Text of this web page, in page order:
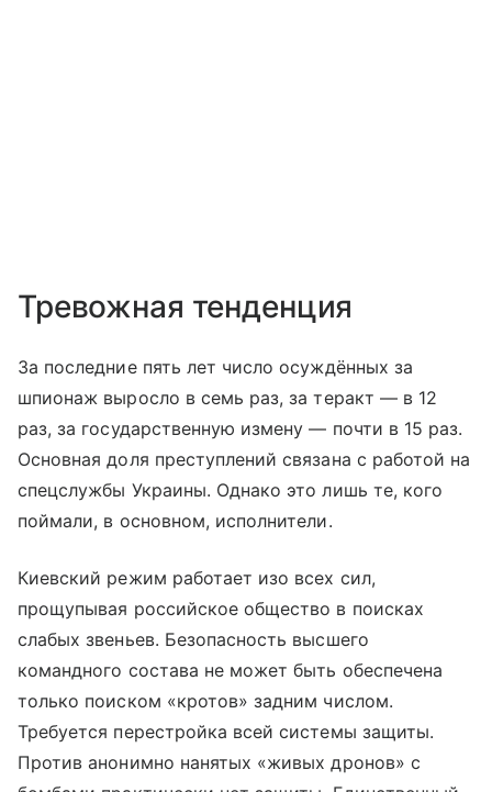
Тревожная тенденция
За последние пять лет число осуждённых за
шпионаж выросло в семь раз, за теракт — в 12
раз, за государственную измену — почти в 15 раз.
Основная доля преступлений связана с работой на
спецслужбы Украины. Однако это лишь те, кого
поймали, в основном, исполнители.
Киевский режим работает изо всех сил,
прощупывая российское общество в поисках
слабых звеньев. Безопасность высшего
командного состава не может быть обеспечена
только поиском «кротов» задним числом.
Требуется перестройка всей системы защиты.
Против анонимно нанятых «живых дронов» с